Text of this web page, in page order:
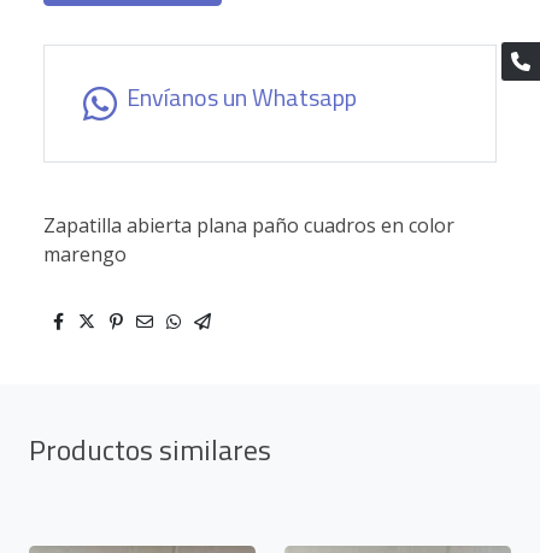
Envíanos un Whatsapp
Zapatilla abierta plana paño cuadros en color
marengo
Productos similares